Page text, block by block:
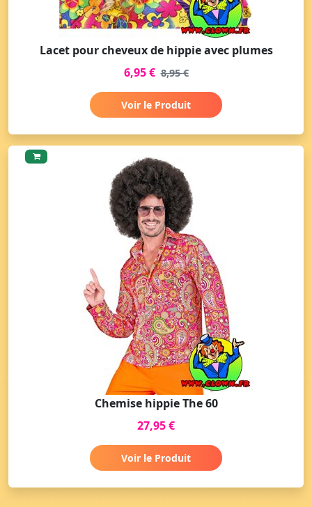
Lacet pour cheveux de hippie avec plumes
6,95 € 8,95 €
Voir le Produit
Chemise hippie The 60
27,95 €
Voir le Produit